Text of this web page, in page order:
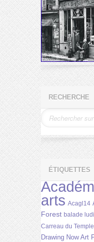
RECHERCHE
ÉTIQUETTES
arts Acagl14
Forest balade
Carreau du Temple
Drawing Now Art